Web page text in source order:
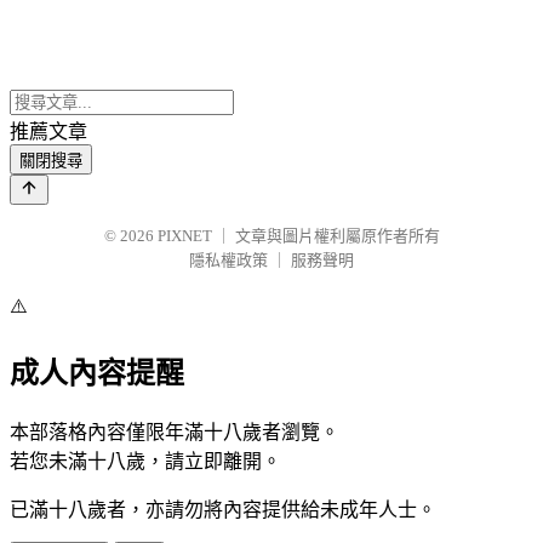
推薦文章
關閉搜尋
© 2026 PIXNET
文章與圖片權利屬原作者所有
隱私權政策
服務聲明
⚠️
成人內容提醒
本部落格內容僅限年滿十八歲者瀏覽。
若您未滿十八歲，請立即離開。
已滿十八歲者，亦請勿將內容提供給未成年人士。